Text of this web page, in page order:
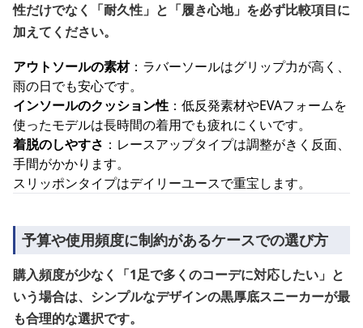
性だけでなく「耐久性」と「履き心地」を必ず比較項目に
加えてください。
アウトソールの素材：ラバーソールはグリップ力が高く、
雨の日でも安心です。
インソールのクッション性 ：低反発素材やEVAフォームを
使ったモデルは長時間の着用でも疲れにくいです。
着脱のしやすさ ：レースアップタイプは調整がきく反面、
手間がかかります。
スリッポンタイプはデイリーユースで重宝します。
予算や使用頻度に制約があるケースでの選び方
購入頻度が少なく「1足で多くのコーデに対応したい」と
いう場合は、シンプルなデザインの黒厚底スニーカーが最
も合理的な選択です。